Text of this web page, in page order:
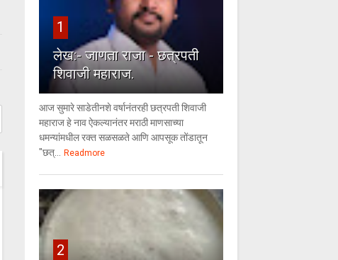
1
लेख:- जाणता राजा - छत्रपती
शिवाजी महाराज.
आज सुमारे साडेतीनशे वर्षानंतरही छत्रपती शिवाजी
महाराज हे नाव ऐकल्यानंतर मराठी माणसाच्या
धमन्यांमधील रक्त सळसळते आणि आपसूक तोंडातून
"छत्... Readmore
2